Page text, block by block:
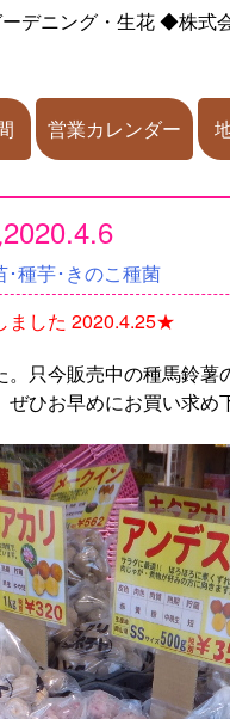
デニング・生花◆株式
営業カレンダー
･種芋･きのこ種菌
ました 2020.4.25★
只今販売中の種馬鈴
ひお早めにお買い求め